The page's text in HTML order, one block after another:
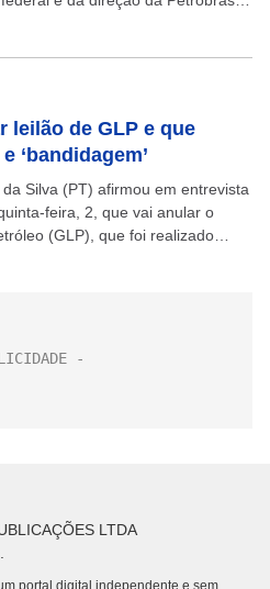
leilão de GLP e que
‘bandidagem’
Silva (PT) afirmou em entrevista
feira, 2, que vai anular o
(GLP), que foi realizado
LTDA
portal digital independente e sem